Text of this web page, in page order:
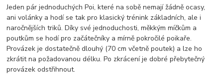
Jeden pár jednoduchých Poi, které na sobě nemají žádně ocasy,
ani volánky a hodí se tak pro klasický trénink základních, ale i
naročnějších triků. Díky své jednoduchosti, měkkým míčkům a
poutkům se hodí pro začátečníky a mírně pokročilé poikaře.
Provázek je dostatečně dlouhý (70 cm včetně poutek) a lze ho
zkrátit na požadovanou délku. Po zkrácení je dobré přebytečný
provázek odstřihnout.